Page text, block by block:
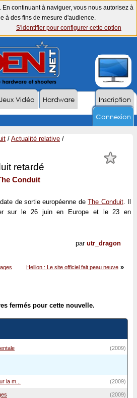
continuant à naviguer, vous nous autorisez à
à des fins de mesure d'audience.
S'identifier pour configurer cette option
Inscription
Jeux Vidéo
Hardware
Connexion
/ Actualité relative /
retardé
Conduit
de sortie européenne deThe Conduit. Il
sur le 26 juin en Europe et le 23 en
par utr_dragon
Hellion : Le site officiel fait peau neuve »
fermés pour cette nouvelle.
(2009)
la m... (2009)
(2009)